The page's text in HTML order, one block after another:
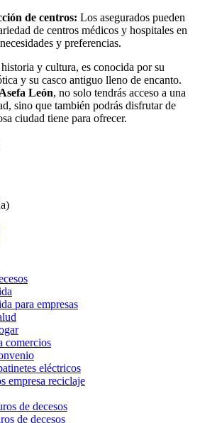
de centros: Los asegurados pueden
de centros médicos y hospitales en
y preferencias.
y cultura, es conocida por su
y su casco antiguo lleno de encanto.
León, no solo tendrás acceso a una
sino que también podrás disfrutar de
ciudad tiene para ofrecer.
para empresas
comercios
eléctricos
empresa reciclaje
de decesos
de decesos